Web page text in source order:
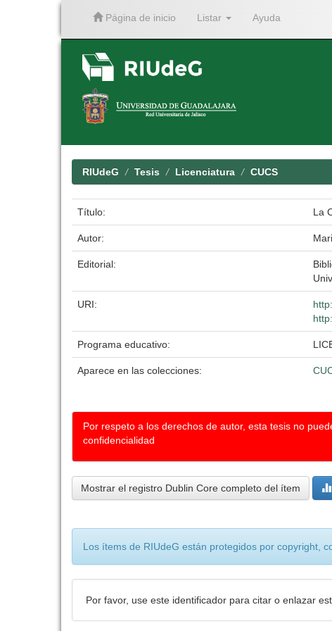
Página de inicio Listar Ayuda
RIUdeG Tesis Licenciatura CUCS
Título: La
Autor:
Editorial:
URI:
Programa educativo:
Aparece en las colecciones:
Por respeto a los derechos de autor, esta tesis no
confidencialidad
Mostrar el registro Dublin Core completo del ítem
Los ítems de RIUdeG están protegidos por copyright,
Por favor, use este identificador para citar o enlazar